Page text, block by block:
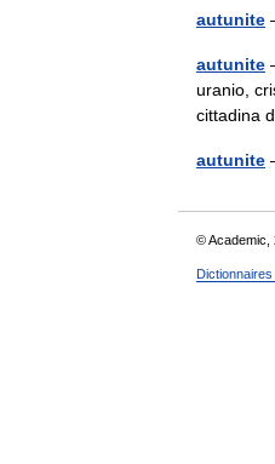
autunite
autunite
uranio,
cittadina
autunite
© Academic,